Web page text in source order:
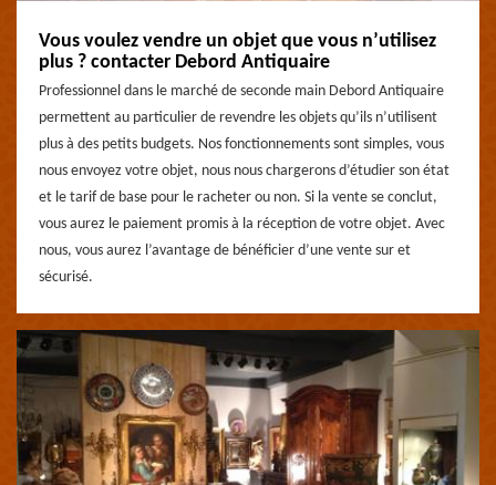
Vous voulez vendre un objet que vous n’utilisez
plus ? contacter Debord Antiquaire
Professionnel dans le marché de seconde main Debord Antiquaire
permettent au particulier de revendre les objets qu’ils n’utilisent
plus à des petits budgets. Nos fonctionnements sont simples, vous
nous envoyez votre objet, nous nous chargerons d’étudier son état
et le tarif de base pour le racheter ou non. Si la vente se conclut,
vous aurez le paiement promis à la réception de votre objet. Avec
nous, vous aurez l’avantage de bénéficier d’une vente sur et
sécurisé.